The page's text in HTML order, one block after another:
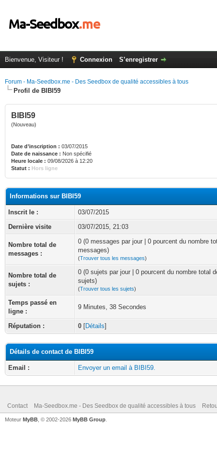
Bienvenue, Visiteur ! Connexion S’enregistrer
Forum - Ma-Seedbox.me - Des Seedbox de qualité accessibles à tous
Profil de BIBI59
BIBI59
(Nouveau)
Date d’inscription : 03/07/2015
Date de naissance : Non spécifié
Heure locale : 09/08/2026 à 12:20
Statut : Hors ligne
Informations sur BIBI59
Inscrit le :
03/07/2015
Dernière visite
03/07/2015, 21:03
Nombre total de
messages :
0 (0 messages par jour | 0 pourcent du nombre
messages)
(Trouver tous les messages)
Nombre total de
sujets :
0 (0 sujets par jour | 0 pourcent du nombre total
sujets)
(Trouver tous les sujets)
Temps passé en
ligne :
9 Minutes, 38 Secondes
Réputation : 0 [Détails]
Détails de contact de BIBI59
Email : Envoyer un email à BIBI59.
Contact Ma-Seedbox.me - Des Seedbox de qualité accessibles à tous
Moteur MyBB , © 2002-2026 MyBB Group